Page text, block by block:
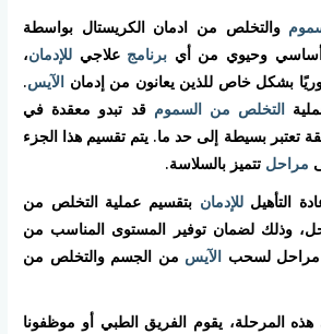
والتخلص من ادمان الكريستال بواسطة
وحيوي من أي برنامج علاجي للإدمان،
بشكل خاص للذين يعانون من إدمان الآيس.
التخلص من السموم قد تبدو معقدة في
تعتبر بسيطة إلى حد ما. يتم تقسيم هذا الجزء
مراحل تتميز بالسلاسة.
التأهيلللإدمان بتقسيم عملية التخلص من
وذلك لضمان توفير المستوى المناسب من
الآيس من الجسم والتخلص من
المرحلة، يقوم الفريق الطبي أو موظفونا